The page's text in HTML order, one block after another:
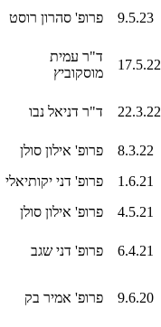
9.5.23 פרופ' סהרון רוסט
17.5.22
ד"ר עמית
מוסקוביץ
22.3.22 ד"ר דניאל נבו
8.3.22
פרופ' אילון סולן
1.6.21
פרופ' דני יקותיאלי
4.5.21
פרופ' אילון סולן
6.4.21 פרופ' דני שגב
9.6.20 פרופ' אמיר בק